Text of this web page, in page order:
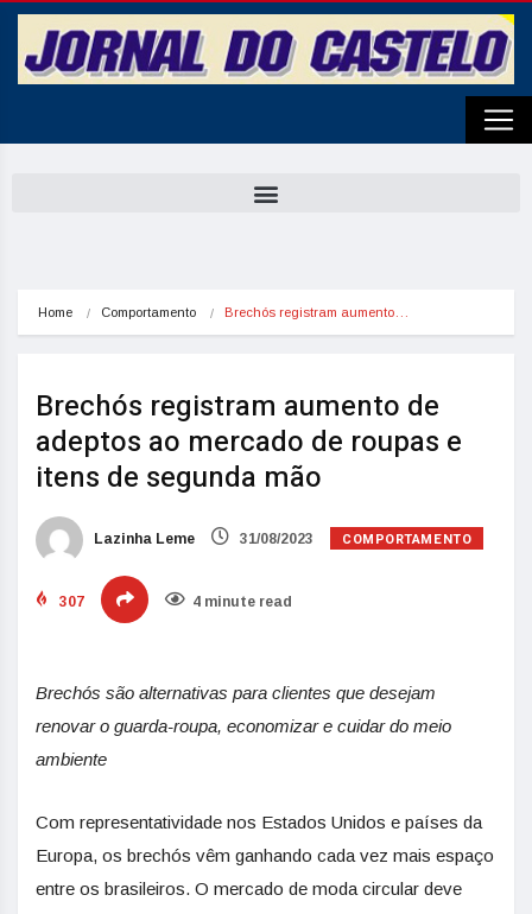
Home Comportamento Brechós registram aumento…
Brechós registram aumento de
adeptos ao mercado de roupas e
itens de segunda mão
Lazinha Leme 31/08/2023 COMPORTAMENTO
307 4 minute read
Brechós são alternativas para clientes que desejam
renovar o guarda-roupa, economizar e cuidar do meio
ambiente
Com representatividade nos Estados Unidos e países da
Europa, os brechós vêm ganhando cada vez mais espaço
entre os brasileiros. O mercado de moda circular deve